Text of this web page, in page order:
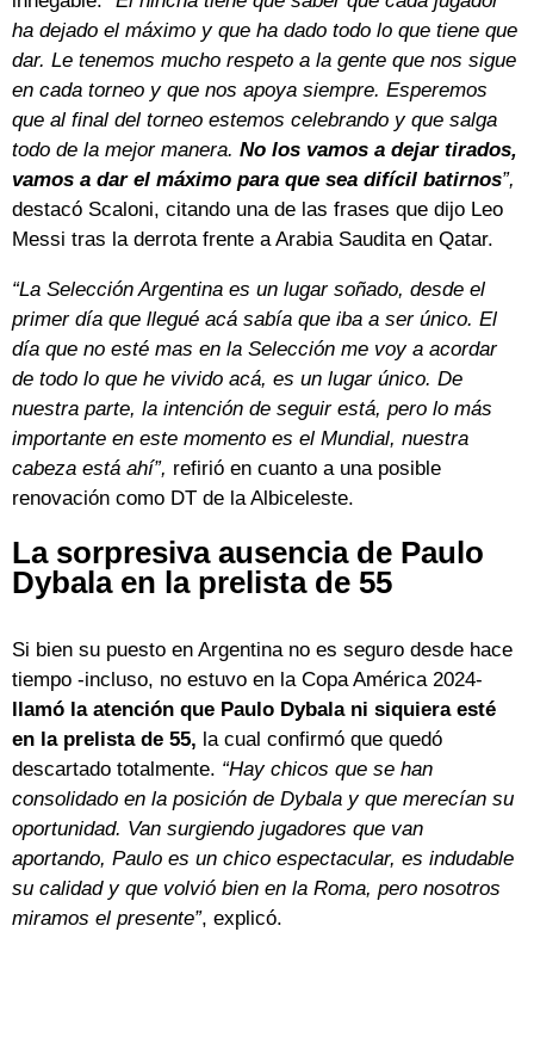
ha dejado el máximo y que ha dado todo lo que tiene que
dar. Le tenemos mucho respeto a la gente que nos sigue
en cada torneo y que nos apoya siempre. Esperemos
que al final del torneo estemos celebrando y que salga
todo de la mejor manera. No los vamos a dejar tirados,
vamos a dar el máximo para que sea difícil batirnos”,
destacó Scaloni, citando una de las frases que dijo Leo
Messi tras la derrota frente a Arabia Saudita en Qatar.
“La Selección Argentina es un lugar soñado, desde el
primer día que llegué acá sabía que iba a ser único. El
día que no esté mas en la Selección me voy a acordar
de todo lo que he vivido acá, es un lugar único. De
nuestra parte, la intención de seguir está, pero lo más
importante en este momento es el Mundial, nuestra
cabeza está ahí”, refirió en cuanto a una posible
renovación como DT de la Albiceleste.
La sorpresiva ausencia de Paulo
Dybala en la prelista de 55
Si bien su puesto en Argentina no es seguro desde hace
tiempo -incluso, no estuvo en la Copa América 2024-
llamó la atención que Paulo Dybala ni siquiera esté
en la prelista de 55, la cual confirmó que quedó
descartado totalmente. “Hay chicos que se han
consolidado en la posición de Dybala y que merecían su
oportunidad. Van surgiendo jugadores que van
aportando, Paulo es un chico espectacular, es indudable
su calidad y que volvió bien en la Roma, pero nosotros
miramos el presente”, explicó.